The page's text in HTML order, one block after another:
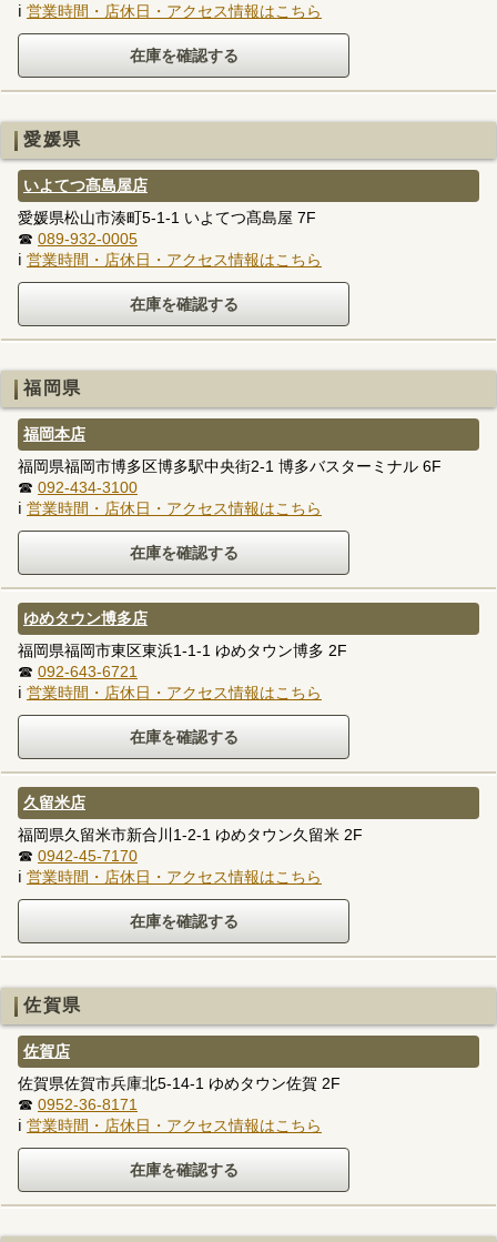
ℹ 営業時間・店休日・アクセス情報はこちら
愛媛県
いよてつ髙島屋店
愛媛県松山市湊町5-1-1 いよてつ髙島屋 7F
☎ 089-932-0005
ℹ 営業時間・店休日・アクセス情報はこちら
福岡県
福岡本店
福岡県福岡市博多区博多駅中央街2-1 博多バスターミナル 6F
☎ 092-434-3100
ℹ 営業時間・店休日・アクセス情報はこちら
ゆめタウン博多店
福岡県福岡市東区東浜1-1-1 ゆめタウン博多 2F
☎ 092-643-6721
ℹ 営業時間・店休日・アクセス情報はこちら
久留米店
福岡県久留米市新合川1-2-1 ゆめタウン久留米 2F
☎ 0942-45-7170
ℹ 営業時間・店休日・アクセス情報はこちら
佐賀県
佐賀店
佐賀県佐賀市兵庫北5-14-1 ゆめタウン佐賀 2F
☎ 0952-36-8171
ℹ 営業時間・店休日・アクセス情報はこちら